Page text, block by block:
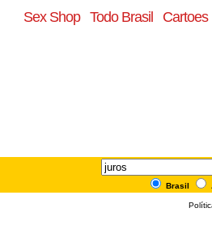
Sex Shop Todo Brasil Cartoes
Brasil